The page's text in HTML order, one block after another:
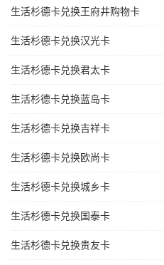
生活杉德卡兑换王府井购物卡
生活杉德卡兑换汉光卡
生活杉德卡兑换君太卡
生活杉德卡兑换蓝岛卡
生活杉德卡兑换吉祥卡
生活杉德卡兑换欧尚卡
生活杉德卡兑换城乡卡
生活杉德卡兑换国泰卡
生活杉德卡兑换贵友卡